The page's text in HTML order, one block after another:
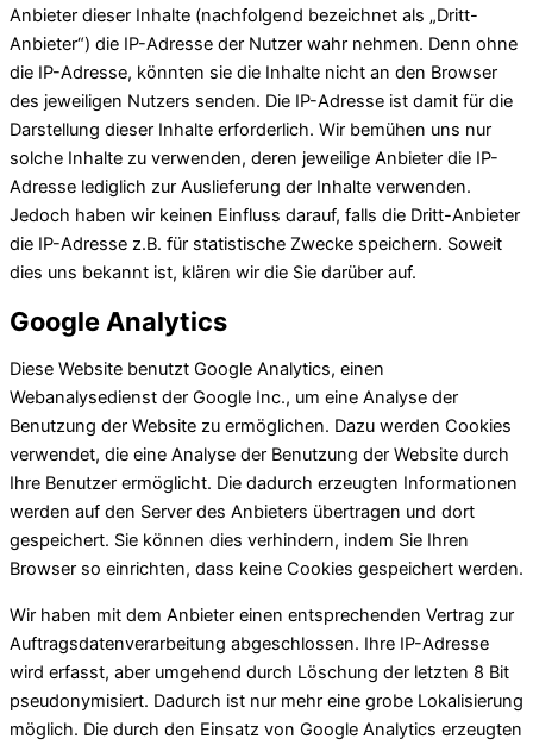
Anbieter dieser Inhalte (nachfolgend bezeichnet als „Dritt-
Anbieter“) die IP-Adresse der Nutzer wahr nehmen. Denn ohne
die IP-Adresse, könnten sie die Inhalte nicht an den Browser
des jeweiligen Nutzers senden. Die IP-Adresse ist damit für die
Darstellung dieser Inhalte erforderlich. Wir bemühen uns nur
solche Inhalte zu verwenden, deren jeweilige Anbieter die IP-
Adresse lediglich zur Auslieferung der Inhalte verwenden.
Jedoch haben wir keinen Einfluss darauf, falls die Dritt-Anbieter
die IP-Adresse z.B. für statistische Zwecke speichern. Soweit
dies uns bekannt ist, klären wir die Sie darüber auf.
Google Analytics
Diese Website benutzt Google Analytics, einen
Webanalysedienst der Google Inc., um eine Analyse der
Benutzung der Website zu ermöglichen. Dazu werden Cookies
verwendet, die eine Analyse der Benutzung der Website durch
Ihre Benutzer ermöglicht. Die dadurch erzeugten Informationen
werden auf den Server des Anbieters übertragen und dort
gespeichert. Sie können dies verhindern, indem Sie Ihren
Browser so einrichten, dass keine Cookies gespeichert werden.
Wir haben mit dem Anbieter einen entsprechenden Vertrag zur
Auftragsdatenverarbeitung abgeschlossen. Ihre IP-Adresse
wird erfasst, aber umgehend durch Löschung der letzten 8 Bit
pseudonymisiert. Dadurch ist nur mehr eine grobe Lokalisierung
möglich. Die durch den Einsatz von Google Analytics erzeugten